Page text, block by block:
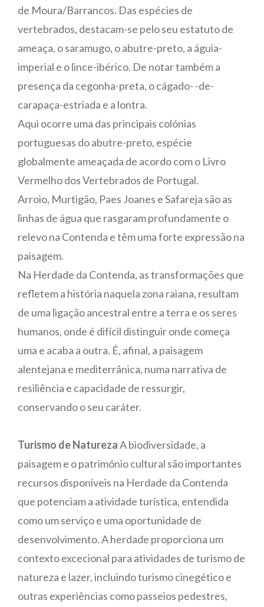
de Moura/Barrancos. Das espécies de
vertebrados, destacam-se pelo seu estatuto de
ameaça, o saramugo, o abutre-preto, a águia-
imperial e o lince-ibérico. De notar também a
presença da cegonha-preta, o cágado- -de-
carapaça-estriada e a lontra.
Aqui ocorre uma das principais colónias
portuguesas do abutre-preto, espécie
globalmente ameaçada de acordo com o Livro
Vermelho dos Vertebrados de Portugal.
Arroio, Murtigão, Paes Joanes e Safareja são as
linhas de água que rasgaram profundamente o
relevo na Contenda e têm uma forte expressão na
paisagem.
Na Herdade da Contenda, as transformações que
refletem a história naquela zona raiana, resultam
de uma ligação ancestral entre a terra e os seres
humanos, onde é difícil distinguir onde começa
uma e acaba a outra. É, afinal, a paisagem
alentejana e mediterrânica, numa narrativa de
resiliência e capacidade de ressurgir,
conservando o seu caráter.
Turismo de NaturezaA biodiversidade, a
paisagem e o património cultural são importantes
recursos disponíveis na Herdade da Contenda
que potenciam a atividade turística, entendida
como um serviço e uma oportunidade de
desenvolvimento. A herdade proporciona um
contexto excecional para atividades de turismo de
natureza e lazer, incluindo turismo cinegético e
outras experiências como passeios pedestres,